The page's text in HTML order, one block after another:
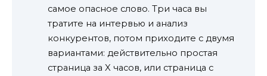
самое опасное слово. Три часа вы
тратите на интервью и анализ
конкурентов, потом приходите с двумя
вариантами: действительно простая
страница за X часов, или страница с